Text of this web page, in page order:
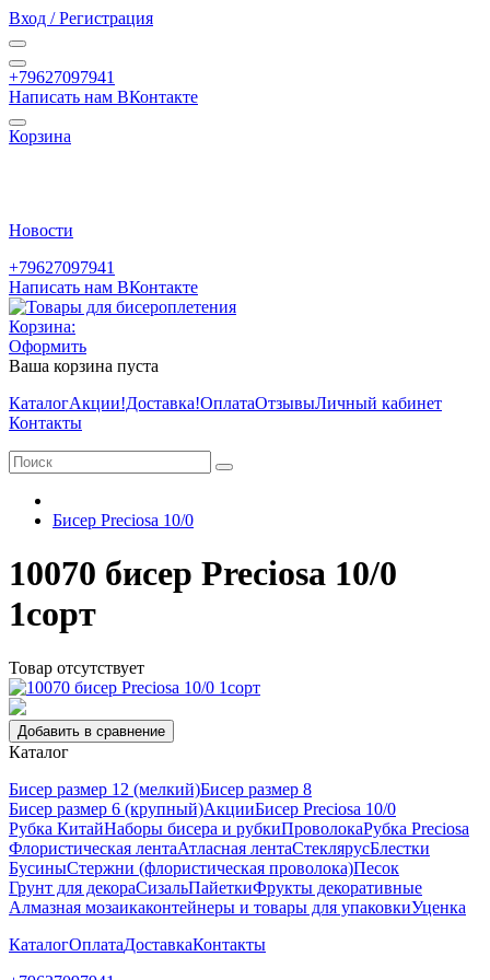
Вход / Регистрация
+79627097941
Написать нам ВКонтакте
Корзина
Новости
+79627097941
Написать нам ВКонтакте
Корзина:
Оформить
Ваша корзина пуста
КаталогАкции!Доставка!ОплатаОтзывыЛичный кабинет
Контакты
Бисер Preciosa 10/0
10070 бисер Preciosa 10/0
1сорт
Товар отсутствует
Добавить в сравнение
Каталог
Бисер размер 12 (мелкий)Бисер размер 8
Бисер размер 6 (крупный)АкцииБисер Preciosa 10/0
Рубка КитайНаборы бисера и рубкиПроволокаРубка Preciosa
Флористическая лентаАтласная лентаСтеклярусБлестки
БусиныСтержни (флористическая проволока)Песок
Грунт для декораСизальПайеткиФрукты декоративные
Алмазная мозаикаконтейнеры и товары для упаковкиУценка
КаталогОплатаДоставкаКонтакты